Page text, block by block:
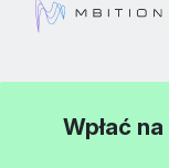
Wpłać na